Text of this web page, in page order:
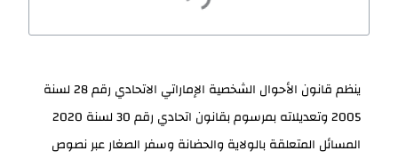
ينظم قانون الأحوال الشخصية الإماراتي الاتحادي رقم 28 لسنة
2005 وتعديلاته بمرسوم بقانون اتحادي رقم 30 لسنة 2020
المسائل المتعلقة بالولاية والحضانة وسفر الصغار عبر نصوص